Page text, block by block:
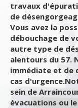
travaux
de
Vous avez la
débouchage de
autre type de
alentours du 57.
immédiate et de
cas
sein de
évacuations ou